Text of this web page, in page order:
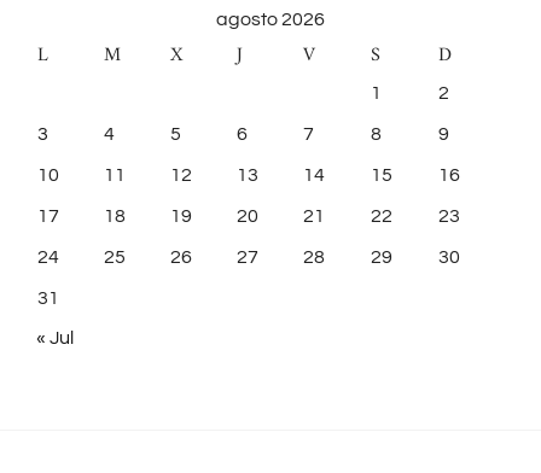
agosto 2026
L M X J V S D
1 2
3 4 5 6 7 8 9
10 11 12 13 14 15 16
17 18 19 20 21 22 23
24 25 26 27 28 29 30
31
« Jul